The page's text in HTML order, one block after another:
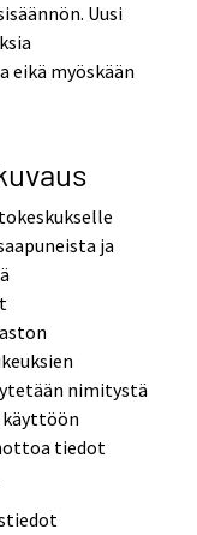
Uusi
eikä myöskään
ja
nimitystä
tiedot